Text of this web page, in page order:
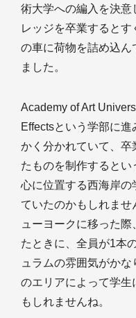
術大学への編入を決意
レッジを卒業すると
の車に荷物を詰め込ん
ました。
Academy of Art
Effectsという学部に
かく分かれていて、卒
たものを制作すると
心に位置する西海岸
ていたのかもしれま
ューヨークに移った
たときに、全員が1本
ュラムの雰囲気がか
のエリアによって学
もしれませんね。